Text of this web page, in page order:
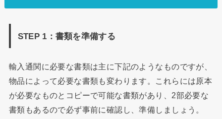
STEP 1：書類を準備する
輸入通関に必要な書類は主に下記のようなものですが、
物品によって必要な書類も変わります。これらには原本
が必要なものとコピーで可能な書類があり、2部必要な
書類もあるので必ず事前に確認し、準備しましょう。